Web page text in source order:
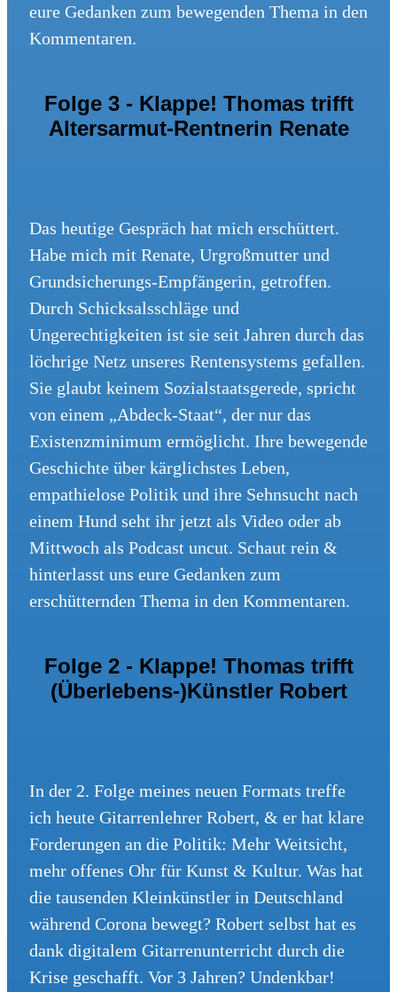
eure Gedanken zum bewegenden Thema in den
Kommentaren.
Folge 3 - Klappe! Thomas trifft
Altersarmut-Rentnerin Renate
Das heutige Gespräch hat mich erschüttert.
Habe mich mit Renate, Urgroßmutter und
Grundsicherungs-Empfängerin, getroffen.
Durch Schicksalsschläge und
Ungerechtigkeiten ist sie seit Jahren durch das
löchrige Netz unseres Rentensystems gefallen.
Sie glaubt keinem Sozialstaatsgerede, spricht
von einem „Abdeck-Staat“, der nur das
Existenzminimum ermöglicht. Ihre bewegende
Geschichte über kärglichstes Leben,
empathielose Politik und ihre Sehnsucht nach
einem Hund seht ihr jetzt als Video oder ab
Mittwoch als Podcast uncut. Schaut rein &
hinterlasst uns eure Gedanken zum
erschütternden Thema in den Kommentaren.
Folge 2 - Klappe! Thomas trifft
(Überlebens-)Künstler Robert
In der 2. Folge meines neuen Formats treffe
ich heute Gitarrenlehrer Robert, & er hat klare
Forderungen an die Politik: Mehr Weitsicht,
mehr offenes Ohr für Kunst & Kultur. Was hat
die tausenden Kleinkünstler in Deutschland
während Corona bewegt? Robert selbst hat es
dank digitalem Gitarrenunterricht durch die
Krise geschafft. Vor 3 Jahren? Undenkbar!